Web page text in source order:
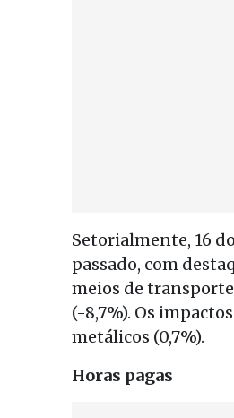
Setorialmente, 16
passado, com
meios de
(-8,7%). Os
metálicos (0,7%).
Horas pagas